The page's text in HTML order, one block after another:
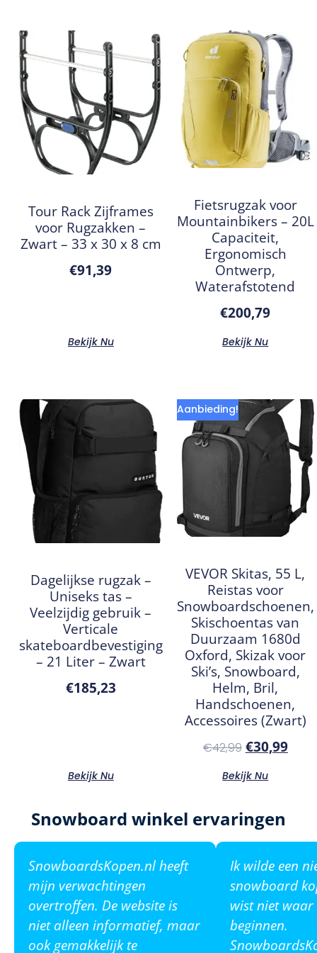
Tour Rack Zijframes
voor Rugzakken –
Zwart – 33 x 30 x 8 cm
€91,39
Bekijk Nu
Fietsrugzak voor
Mountainbikers – 20L
Capaciteit,
Ergonomisch
Ontwerp,
Waterafstotend
€200,79
Bekijk Nu
Dagelijkse rugzak –
Uniseks tas –
Veelzijdig gebruik –
Verticale
skateboardbevestiging
– 21 Liter – Zwart
€185,23
Bekijk Nu
Aanbieding!
VEVOR Skitas, 55 L,
Reistas voor
Snowboardschoenen,
Skischoentas van
Duurzaam 1680d
Oxford, Skizak voor
Ski’s, Snowboard,
Helm, Bril,
Handschoenen,
Accessoires (Zwart)
€42,99 €30,99
Bekijk Nu
Snowboard winkel ervaringen
SnowboardsKopen.nl heeft
mijn verwachtingen
overtroffen. De website is
niet alleen informatief, maar
ook gemakkelijk te
Ik wilde een
snowboard
wist niet waar
beginnen.